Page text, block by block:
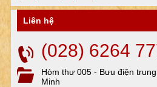
Liên hệ
(028) 6264
Hòm thư 005 - Bưu điện
Minh